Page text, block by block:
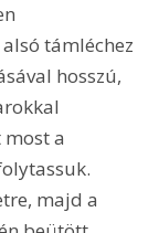
támléchez
hosszú,
a
majd a